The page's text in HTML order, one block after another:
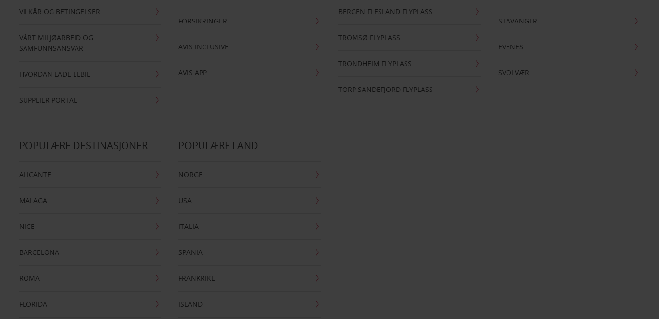
VILKÅR OG BETINGELSER
VÅRT MILJØARBEID OG
SAMFUNNSANSVAR
HVORDAN LADE ELBIL
SUPPLIER PORTAL
FORSIKRINGER
AVIS INCLUSIVE
AVIS APP
BERGEN FLESLAND FLYPLASS
TROMSØ FLYPLASS
TRONDHEIM FLYPLASS
TORP SANDEFJORD FLYPLASS
STAVANGER
EVENES
SVOLVÆR
POPULÆRE DESTINASJONER
ALICANTE
MALAGA
NICE
BARCELONA
ROMA
FLORIDA
POPULÆRE LAND
NORGE
USA
ITALIA
SPANIA
FRANKRIKE
ISLAND